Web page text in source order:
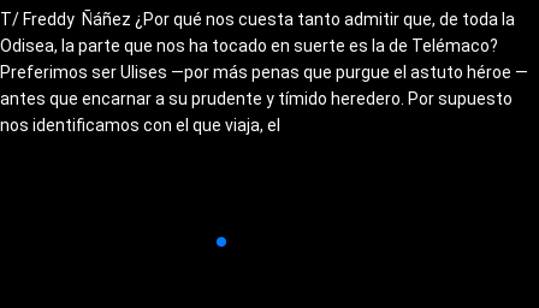
T/ Freddy Ñáñez ¿Por qué nos cuesta tanto admitir que, de toda la
Odisea, la parte que nos ha tocado en suerte es la de Telémaco?
Preferimos ser Ulises —por más penas que purgue el astuto héroe —
antes que encarnar a su prudente y tímido heredero. Por supuesto
nos identificamos con el que viaja, el